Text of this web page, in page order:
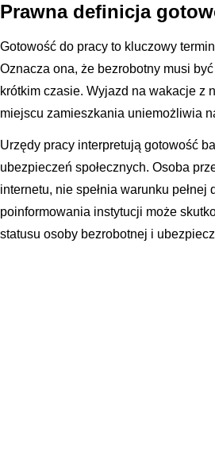
Prawna definicja
Gotowość do pracy to kluczowy
Oznacza ona, że bezrobotny musi
krótkim czasie. Wyjazd na wakacje z
miejscu zamieszkania uniemożliwia
Urzędy pracy interpretują gotowość
ubezpieczeń społecznych. Osoba
internetu, nie spełnia warunku
poinformowania instytucji może
statusu osoby bezrobotnej i